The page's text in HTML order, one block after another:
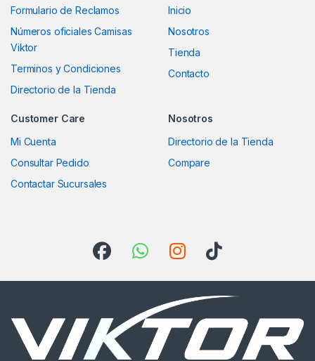
Formulario de Reclamos
Números oficiales Camisas
Viktor
Terminos y Condiciones
Directorio de la Tienda
Inicio
Nosotros
Tienda
Contacto
Customer Care
Mi Cuenta
Consultar Pedido
Contactar Sucursales
Nosotros
Directorio de la Tienda
Compare